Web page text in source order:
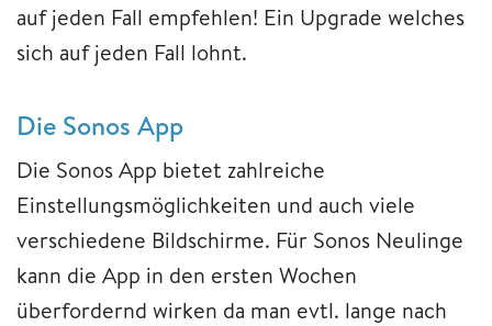
auf jeden Fall empfehlen! Ein Upgrade welches
sich auf jeden Fall lohnt.
Die Sonos App
Die Sonos App bietet zahlreiche
Einstellungsmöglichkeiten und auch viele
verschiedene Bildschirme. Für Sonos Neulinge
kann die App in den ersten Wochen
überfordernd wirken da man evtl. lange nach